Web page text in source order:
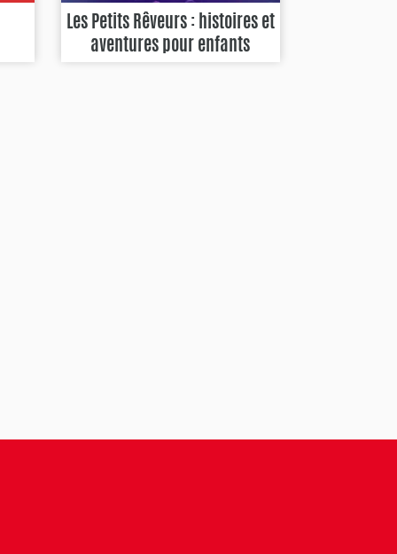
Les Petits Rêveurs : histoires et
aventures pour enfants